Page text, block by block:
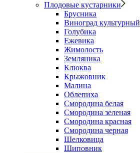
Плодовые кустарники
Брусника
Виноград культурный
Голубика
Ежевика
Жимолость
Земляника
Клюква
Крыжовник
Малина
Облепиха
Смородина белая
Смородина зеленая
Смородина красная
Смородина черная
Шелковица
Шиповник